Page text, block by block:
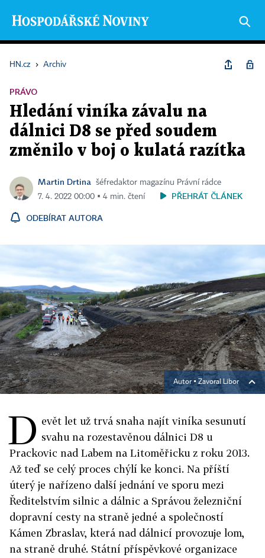
HN.cz › Archiv
PRÁVO
Hledání viníka závalu na
dálnici D8 se před soudem
změnilo v boj o kulatá razítka
Martin Drtina
šéfredaktor magazínu Právní rádce
7. 4. 2022 00:00 ▪ 4 min. čtení
PŘEHRÁT ČLÁNEK
ODEBÍRAT AUTORA
Autor ▪Zavoral Libor
D evět let už trvá snaha najít viníka sesunutí
svahu na rozestavěnou dálnici D8 u
Prackovic nad Labem na Litoměřicku z roku 2013.
Až teď se celý proces chýlí ke konci. Na příští
úterý je nařízeno další jednání ve sporu mezi
Ředitelstvím silnic a dálnic a Správou železniční
dopravní cesty na straně jedné a společností
Kámen Zbraslav, která nad dálnicí provozuje lom,
na straně druhé. Státní příspěvkové organizace